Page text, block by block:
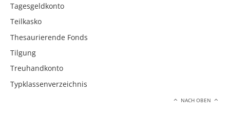
Tagesgeldkonto
Teilkasko
Thesaurierende Fonds
Tilgung
Treuhandkonto
Typklassenverzeichnis
NACH OBEN